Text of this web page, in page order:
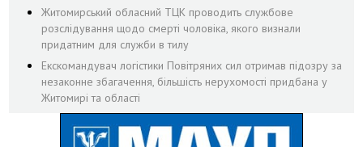
Житомирський обласний ТЦК проводить службове
розслідування щодо смерті чоловіка, якого визнали
придатним для служби в тилу
Екскомандувач логістики Повітряних сил отримав підозру за
незаконне збагачення, більшість нерухомості придбана у
Житомирі та області